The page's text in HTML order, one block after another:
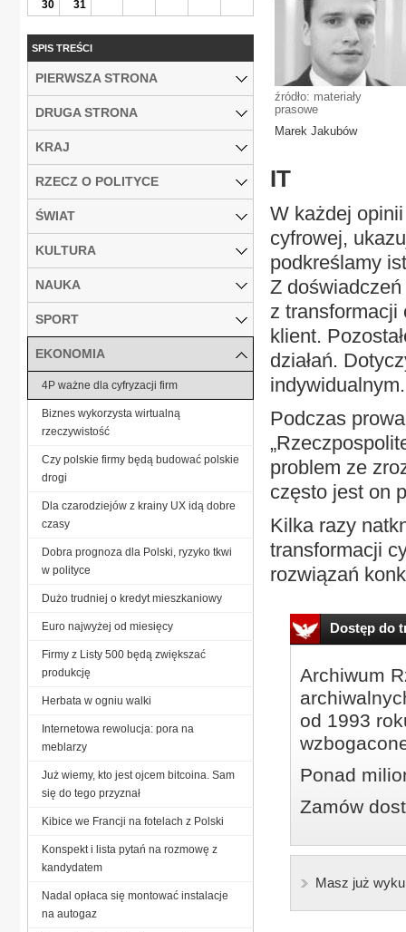
źródło: materiały
prasowe
Marek Jakubów
IT
W każdej
cyfrowej,
podkreślamy
Z
z transformacji
klient.
działań.
indywidualnym.
Podczas
problem ze
często jest on
Kilka razy
transformacji
rozwiązań
Dostęp do
Archiwum
od 1993
Ponad
Zamów
Masz już
30
31
SPIS TREŚCI
PIERWSZA STRONA
DRUGA STRONA
KRAJ
RZECZ O POLITYCE
ŚWIAT
KULTURA
NAUKA
SPORT
EKONOMIA
4P ważne dla cyfryzacji firm
Biznes wykorzysta wirtualną
rzeczywistość
Czy polskie firmy będą budować polskie
drogi
Dla czarodziejów z krainy UX idą dobre
czasy
Dobra prognoza dla Polski, ryzyko tkwi
w polityce
Dużo trudniej o kredyt mieszkaniowy
Euro najwyżej od miesięcy
Firmy z Listy 500 będą zwiększać
produkcję
Herbata w ogniu walki
Internetowa rewolucja: pora na
meblarzy
Już wiemy, kto jest ojcem bitcoina. Sam
się do tego przyznał
Kibice we Francji na fotelach z Polski
Konspekt i lista pytań na rozmowę z
kandydatem
Nadal opłaca się montować instalacje
na autogaz